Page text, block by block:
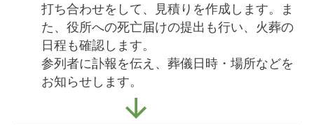
打ち合わせをして、見積りを作成します。ま
た、役所への死亡届けの提出も行い、火葬の
日程も確認します。
参列者に訃報を伝え、葬儀日時・場所などを
お知らせします。